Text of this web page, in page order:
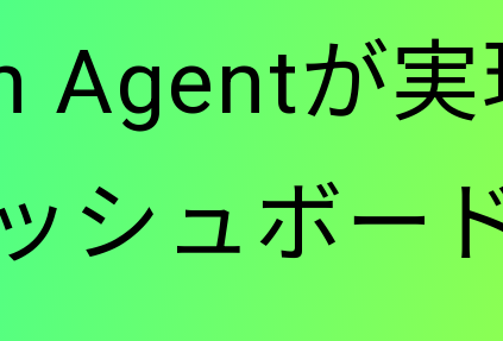
-
メ
Agentが実
シュボー